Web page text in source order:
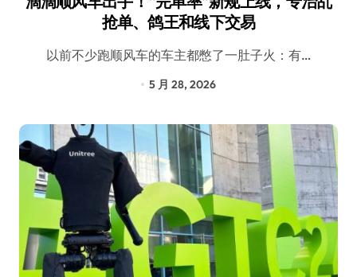
抢单、鸽王和线下交易
以前不少跑顺风车的车主都憋了一肚子火：有…
5 月 28, 2026